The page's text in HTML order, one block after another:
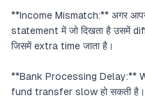
**Income Mismatch:** अगर
statement में जो दिखता है उसमें
जिसमें extra time जाता है।
**Bank Processing Delay:**
fund transfer slow हो सकती है।